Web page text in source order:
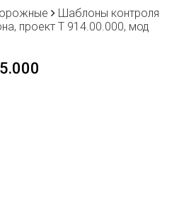
Шаблоны контроля
проект Т 914.00.000, мод